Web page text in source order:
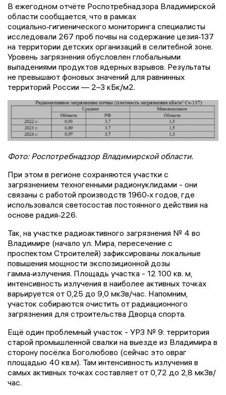
В ежегодном отчёте Роспотребнадзора Владимирской
области сообщается, что в рамках
социально‑гигиенического мониторинга специалисты
исследовали 267 проб почвы на содержание цезия‑137
на территории детских организаций в селитебной зоне.
Уровень загрязнения обусловлен глобальными
выпадениями продуктов ядерных взрывов. Результаты
не превышают фоновых значений для равнинных
территорий России — 2–3 кБк/м2.
Фото: Роспотребнадзор Владимирской области.
При этом в регионе сохраняются участки с
загрязнением техногенными радионуклидами - они
связаны с работой производств 1960‑х годов, где
использовался светосостав постоянного действия на
основе радия‑226.
Так, на участке радиоактивного загрязнения № 4 во
Владимире (начало ул. Мира, пересечение с
проспектом Строителей) зафиксированы локальные
повышения мощности экспозиционной дозы
гамма‑излучения. Площадь участка - 12 100 кв. м,
интенсивность излучения в наиболее активных точках
варьируется от 0,25 до 9,0 мкЗв/час. Напомним,
участок собираются очистить от радиационного
загрязнения для строительства Дворца спорта.
Ещё один проблемный участок - УРЗ № 9: территория
старой промышленной свалки на выезде из Владимира в
сторону посёлка Боголюбово (сейчас это овраг
площадью 40 кв.м). Там интенсивность излучения в
самых активных точках составляет от 0,72 до 2,8 мкЗв/
час.